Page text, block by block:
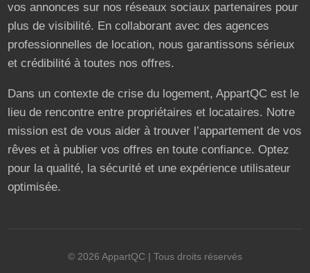
vos annonces sur nos réseaux sociaux partenaires pour
plus de visibilité. En collaborant avec des agences
professionnelles de location, nous garantissons sérieux
et crédibilité à toutes nos offres.
Dans un contexte de crise du logement, AppartQC est le
lieu de rencontre entre propriétaires et locataires. Notre
mission est de vous aider à trouver l’appartement de vos
rêves et à publier vos offres en toute confiance. Optez
pour la qualité, la sécurité et une expérience utilisateur
optimisée.
© 2026 AppartQC | Tous droits réservés